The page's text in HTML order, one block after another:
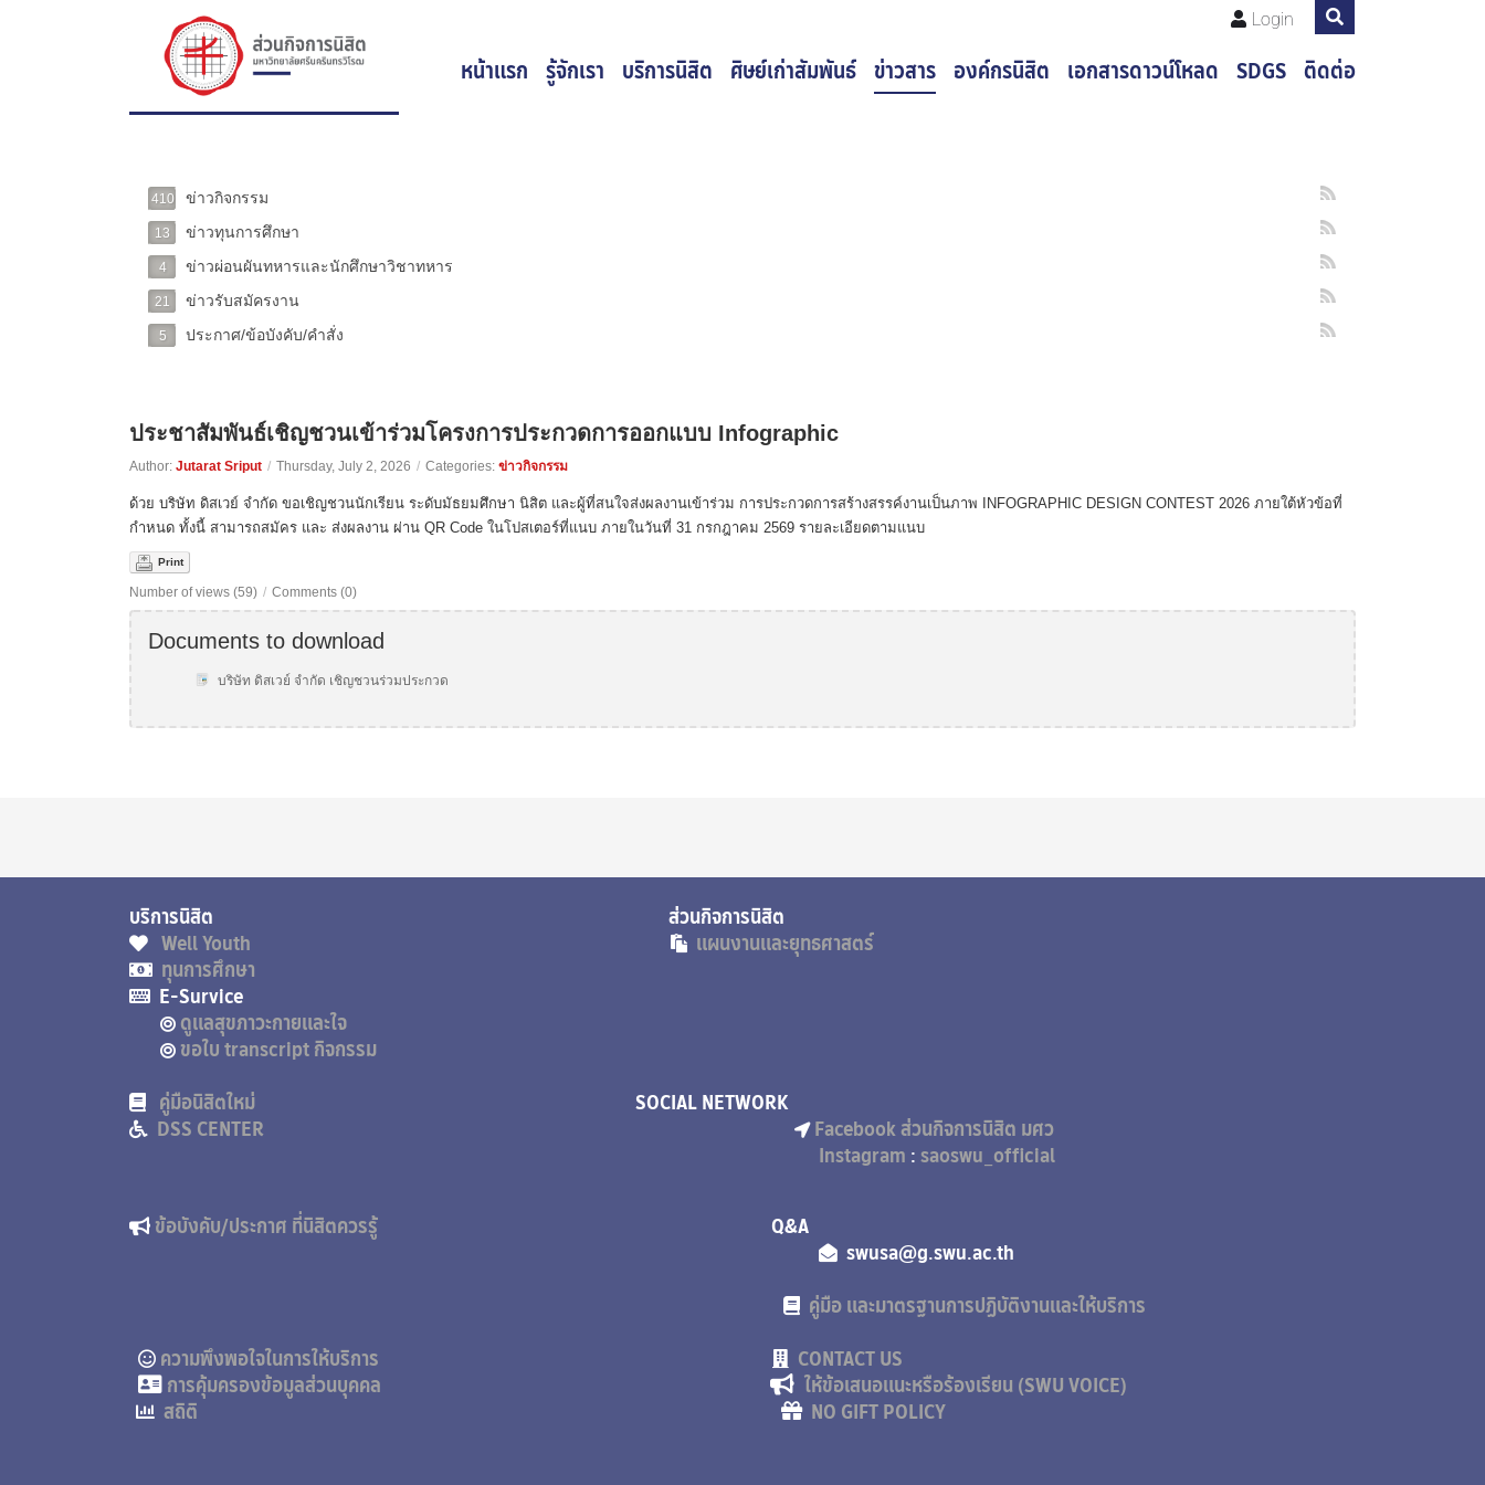
Login
หน้าแรก รู้จักเรา บริการนิสิต ศิษย์เก่าสัมพันธ์ ข่าวสาร องค์กรนิสิต เอกสารดาวน์โหลด SDGS ติดต่อ
410 ข่าวกิจกรรม
13 ข่าวทุนการศึกษา
4 ข่าวผ่อนผันทหารและนักศึกษาวิชาทหาร
21 ข่าวรับสมัครงาน
5 ประกาศ/ข้อบังคับ/คำสั่ง
ประชาสัมพันธ์เชิญชวนเข้าร่วมโครงการประกวดการออกแบบ Infographic
Author: Jutarat Sriput / Thursday, July 2, 2026 / Categories: ข่าวกิจกรรม
ด้วย บริษัท ดิสเวย์ จำกัด ขอเชิญชวนนักเรียน ระดับมัธยมศึกษา นิสิต และผู้ที่สนใจส่งผลงานเข้าร่วม การประกวดการสร้างสรรค์งานเป็นภาพ INFOGRAPHIC DESIGN CONTEST 2026 ภายใต้หัวข้อที่
กำหนด ทั้งนี้ สามารถสมัคร และ ส่งผลงาน ผ่าน QR Code ในโปสเตอร์ที่แนบ ภายในวันที่ 31 กรกฎาคม 2569 รายละเอียดตามแนบ
Print
Number of views (59) / Comments (0)
Documents to download
บริษัท ดิสเวย์ จำกัด เชิญชวนร่วมประกวด
บริการนิสิต ส่วนกิจการนิสิต
Well Youth
แผนงานและยุทธศาสตร์
ทุนการศึกษา
E-Survice
ดูแลสุขภาวะกายและใจ
ขอใบ transcript กิจกรรม
คู่มือนิสิตใหม่
SOCIAL NETWORK
DSS CENTER
Facebook ส่วนกิจการนิสิต มศว
Instagram :saoswu_official
ข้อบังคับ/ประกาศ ที่นิสิตควรรู้
Q&A
swusa@g.swu.ac.th
คู่มือ และมาตรฐานการปฏิบัติงานและให้บริการ
ความพึงพอใจในการให้บริการ
CONTACT US
การคุ้มครองข้อมูลส่วนบุคคล
ให้ข้อเสนอแนะหรือร้องเรียน (SWU VOICE)
สถิติ
NO GIFT POLICY